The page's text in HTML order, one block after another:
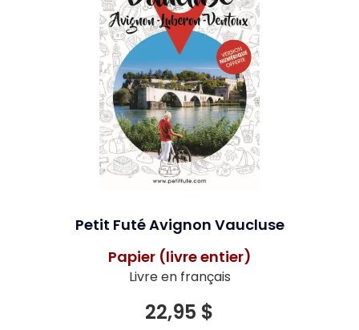
Petit Futé Avignon Vaucluse
Papier (livre entier)
Livre en français
22,95 $